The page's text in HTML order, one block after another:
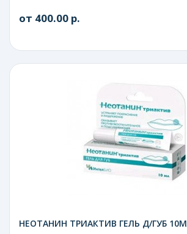
от 400.00 р.
НЕОТАНИН ТРИАКТИВ ГЕЛЬ Д/ГУБ